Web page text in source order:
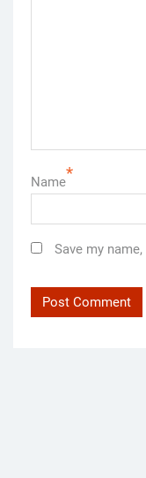
Name*
Save my